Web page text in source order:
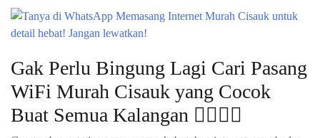
Gak Perlu Bingung Lagi Cari Pasang
WiFi Murah Cisauk yang Cocok
Buat Semua Kalangan 🧍‍♂️🧍‍♀️